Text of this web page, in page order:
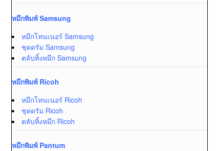
หมึกพิมพ์ Samsung
หมึกโทนเนอร์ Samsung
ชุดดรัม Samsung
ตลับทิ้งหมึก Samsung
หมึกพิมพ์ Ricoh
หมึกโทนเนอร์ Ricoh
ชุดดรัม Ricoh
ตลับทิ้งหมึก Ricoh
หมึกพิมพ์ Pantum